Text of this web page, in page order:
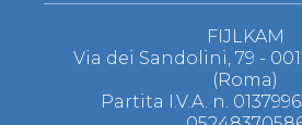
FIJLKAM
Via dei Sandolini, 79 -
(Roma)
Partita I.V.A. n.